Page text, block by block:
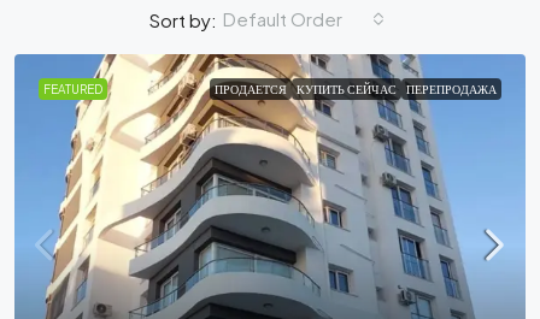
Sort by: Default Order
FEATURED ПРОДАЕТСЯ КУПИТЬ СЕЙЧАС ПЕРЕПРОДАЖА